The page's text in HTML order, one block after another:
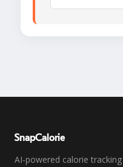
SnapCalorie
AI-powered calorie